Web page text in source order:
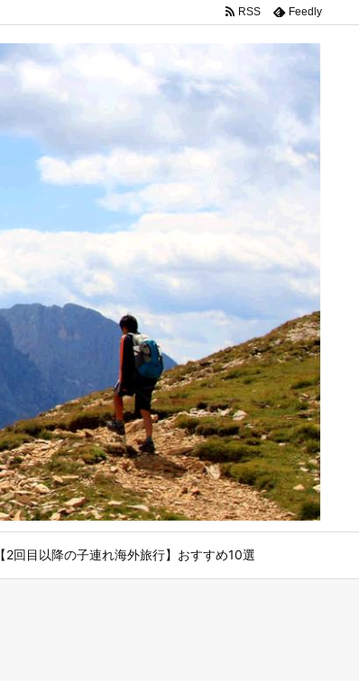
【2回目以降の子連れ海外旅行】おすすめ10選
RSS Feedly